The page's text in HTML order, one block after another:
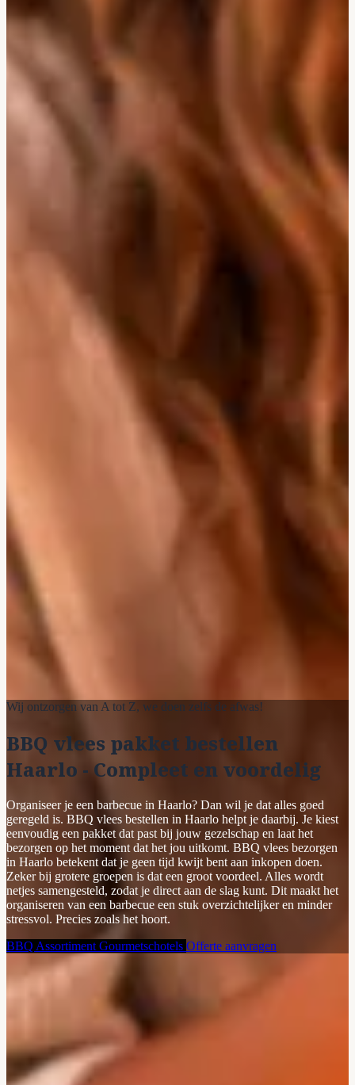
Wij ontzorgen van A tot Z, we doen zelfs de afwas!
BBQ vlees pakket bestellen
Haarlo - Compleet en voordelig
Organiseer je een barbecue in Haarlo? Dan wil je dat alles goed
geregeld is. BBQ vlees bestellen in Haarlo helpt je daarbij. Je kiest
eenvoudig een pakket dat past bij jouw gezelschap en laat het
bezorgen op het moment dat het jou uitkomt. BBQ vlees bezorgen
in Haarlo betekent dat je geen tijd kwijt bent aan inkopen doen.
Zeker bij grotere groepen is dat een groot voordeel. Alles wordt
netjes samengesteld, zodat je direct aan de slag kunt. Dit maakt het
organiseren van een barbecue een stuk overzichtelijker en minder
stressvol. Precies zoals het hoort.
BBQ Assortiment Gourmetschotels Offerte aanvragen